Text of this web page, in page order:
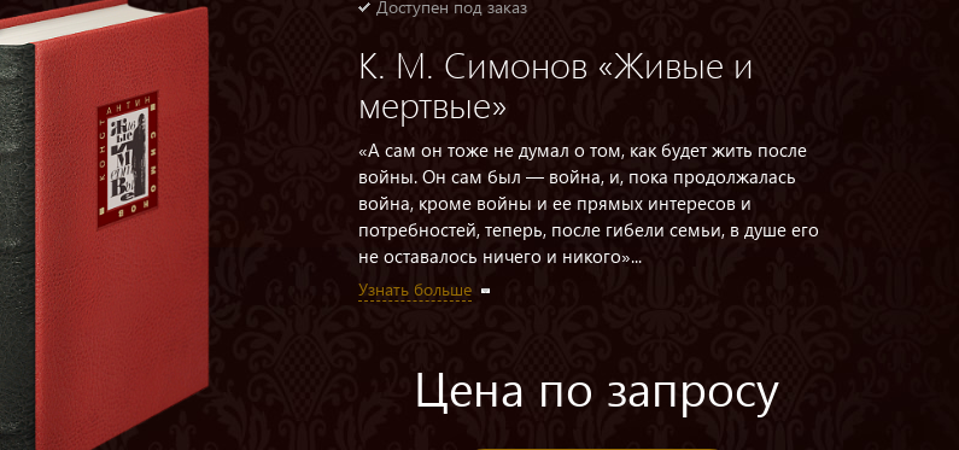
Доступен под заказ
К. М. Симонов «Живые и
мертвые»
«А сам он тоже не думал о том, как будет жить после
войны. Он сам был — война, и, пока продолжалась
война, кроме войны и ее прямых интересов и
потребностей, теперь, после гибели семьи, в душе его
не оставалось ничего и никого»...
Узнать больше
Цена по запросу